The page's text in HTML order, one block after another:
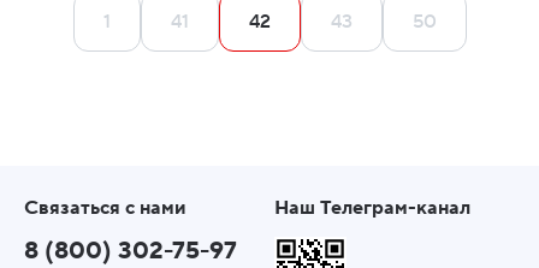
1 41 42 43 50
Связаться с нами
8 (800) 302-75-97
Наш Телеграм-канал